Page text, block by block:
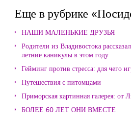
Еще в рубрике
НАШИ МАЛЕНЬКИЕ ДРУЗЬЯ
Родители из Владивостока
летние каникулы в этом году
Гейминг против стресса: для чего
Путешествия с питомцами
Приморская картинная галерея:
БОЛЕЕ 60 ЛЕТ ОНИ ВМЕСТЕ